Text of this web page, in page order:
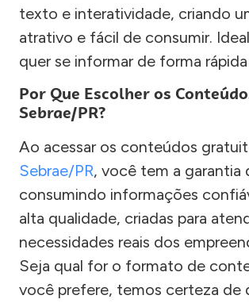
texto e interatividade, criando
atrativo e fácil de consumir.
quer se informar de forma
Por Que Escolher os
Sebrae/PR?
Ao acessar os conteúdos
Sebrae/PR, você tem a garantia
consumindo informações
alta qualidade, criadas para
necessidades reais dos
Seja qual for o formato de
você prefere, temos certeza de